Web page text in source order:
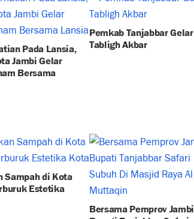
Pada Lansia,
Jambi Gelar
Bersama
Pemkab Tanjabbar Gelar
Tabligh Akbar
Sampah di Kota
Estetika
Bersama Pemprov Jambi,